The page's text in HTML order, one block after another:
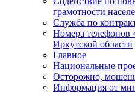
грамотности
Служба по
Номера телефонов
Иркутской области
Главное
Национальные
Осторожно,
Информация от